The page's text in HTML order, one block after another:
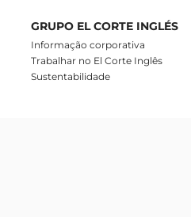
GRUPO EL CORTE INGLÉS
Informação corporativa
Trabalhar no El Corte Inglês
Sustentabilidade